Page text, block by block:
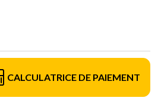
CALCULATRICE DE PAIEMENT